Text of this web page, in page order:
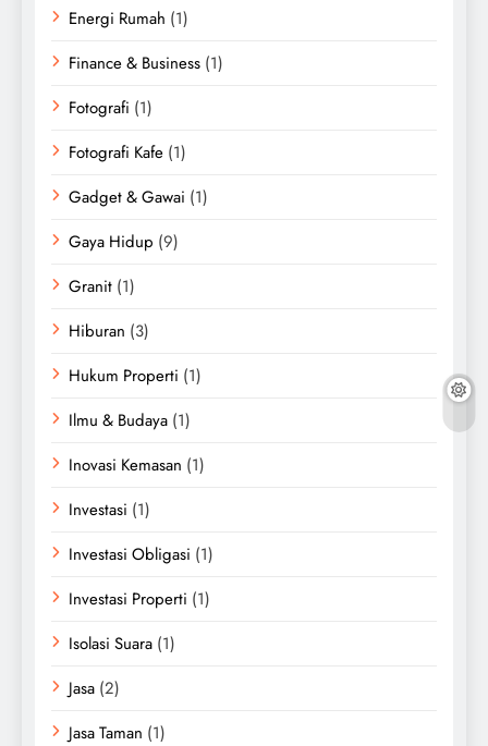
Energi Rumah (1)
Finance & Business (1)
Fotografi (1)
Fotografi Kafe (1)
Gadget & Gawai (1)
Gaya Hidup (9)
Granit (1)
Hiburan (3)
Hukum Properti (1)
Ilmu & Budaya (1)
Inovasi Kemasan (1)
Investasi (1)
Investasi Obligasi (1)
Investasi Properti (1)
Isolasi Suara (1)
Jasa (2)
Jasa Taman (1)